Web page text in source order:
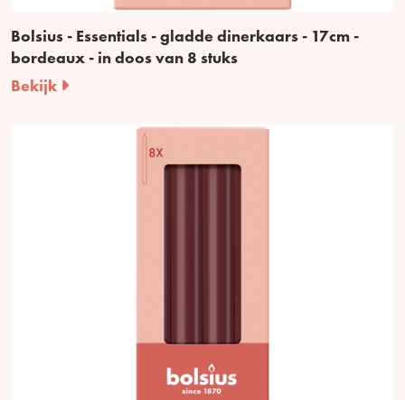
Bolsius - Essentials - gladde dinerkaars - 17cm -
bordeaux - in doos van 8 stuks
Bekijk